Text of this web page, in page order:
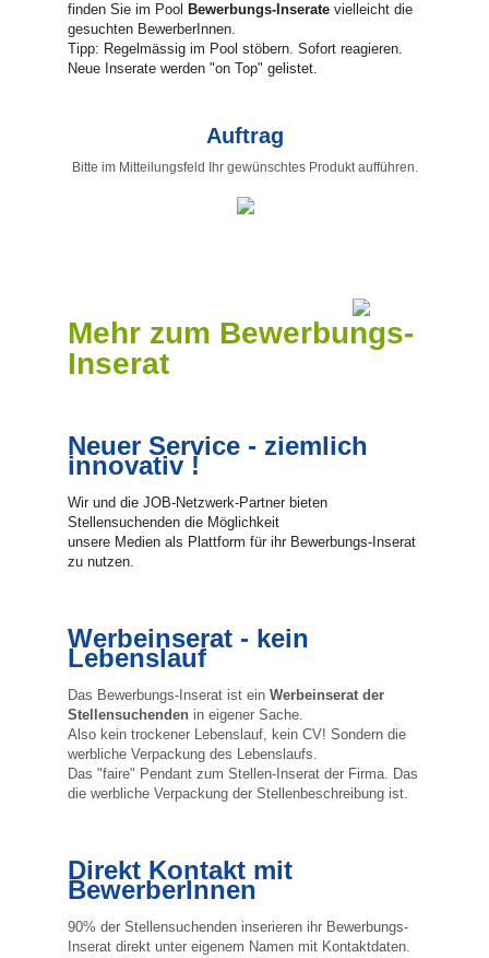
finden Sie im Pool Bewerbungs-Inserate vielleicht die
gesuchten BewerberInnen.
Tipp: Regelmässig im Pool stöbern. Sofort reagieren.
Neue Inserate werden "on Top" gelistet.
Auftrag
Bitte im Mitteilungsfeld Ihr gewünschtes Produkt aufführen.
Mehr zum Bewerbungs-
Inserat
Neuer Service - ziemlich
innovativ !
Wir und die JOB-Netzwerk-Partner bieten
Stellensuchenden die Möglichkeit
unsere Medien als Plattform für ihr Bewerbungs-Inserat
zu nutzen.
Werbeinserat - kein
Lebenslauf
Das Bewerbungs-Inserat ist einWerbeinserat der
Stellensuchenden in eigener Sache.
Also kein trockener Lebenslauf, kein CV! Sondern die
werbliche Verpackung des Lebenslaufs.
Das "faire" Pendant zum Stellen-Inserat der Firma. Das
die werbliche Verpackung der Stellenbeschreibung ist.
Direkt Kontakt mit
BewerberInnen
90% der Stellensuchenden inserieren ihr Bewerbungs-
Inserat direkt unter eigenem Namen mit Kontaktdaten.